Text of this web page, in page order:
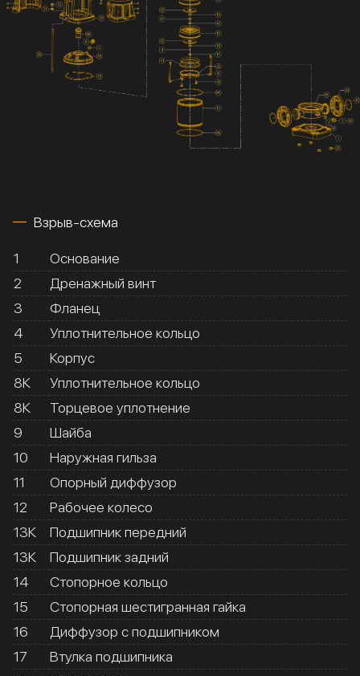
Взрыв-схема
1
Основание
2
Дренажный винт
3
Фланец
4
Уплотнительное кольцо
5
Корпус
8К
Уплотнительное кольцо
8К
Торцевое уплотнение
9
Шайба
10
Наружная гильза
11
Опорный диффузор
12
Рабочее колесо
13К
Подшипник передний
13К
Подшипник задний
14
Стопорное кольцо
15
Стопорная шестигранная гайка
16
Диффузор с подшипником
17
Втулка подшипника